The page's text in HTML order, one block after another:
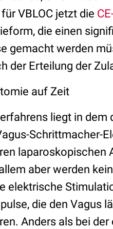
VBLOC jetzt die
die einen
gemacht werden
der Erteilung der
auf Zeit
liegt in
Schrittmacher-
laparoskopischen
aber werden
elektrische
die den Vagus
Anders als bei